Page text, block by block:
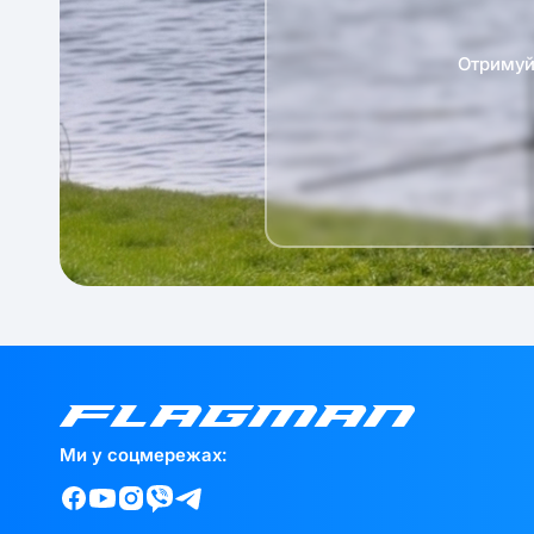
Ми у соцмережах: